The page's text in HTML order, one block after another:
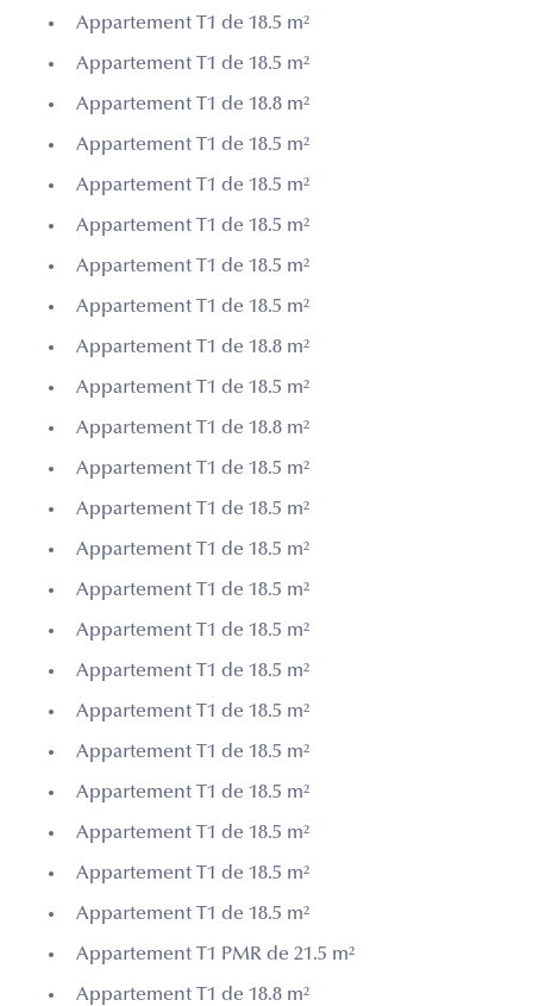
Appartement T1 de 18.5 m²
Appartement T1 de 18.5 m²
Appartement T1 de 18.8 m²
Appartement T1 de 18.5 m²
Appartement T1 de 18.5 m²
Appartement T1 de 18.5 m²
Appartement T1 de 18.5 m²
Appartement T1 de 18.5 m²
Appartement T1 de 18.8 m²
Appartement T1 de 18.5 m²
Appartement T1 de 18.8 m²
Appartement T1 de 18.5 m²
Appartement T1 de 18.5 m²
Appartement T1 de 18.5 m²
Appartement T1 de 18.5 m²
Appartement T1 de 18.5 m²
Appartement T1 de 18.5 m²
Appartement T1 de 18.5 m²
Appartement T1 de 18.5 m²
Appartement T1 de 18.5 m²
Appartement T1 de 18.5 m²
Appartement T1 de 18.5 m²
Appartement T1 de 18.5 m²
Appartement T1 PMR de 21.5 m²
Appartement T1 de 18.8 m²